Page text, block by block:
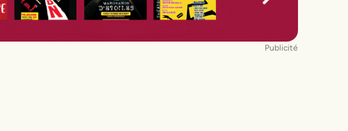
Publicité